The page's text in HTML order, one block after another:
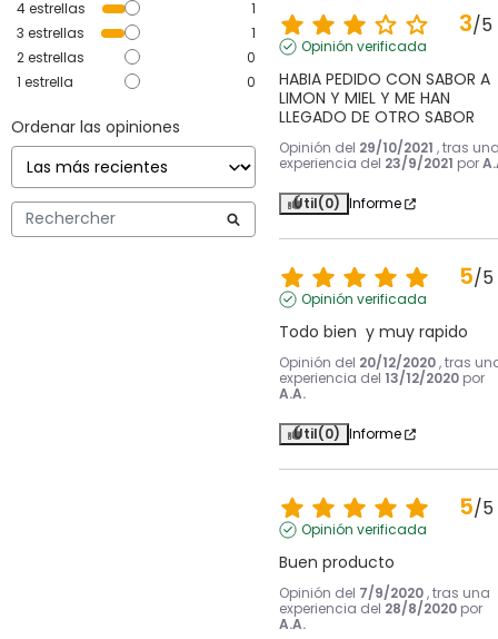
4estrellas
1
3 estrellas
1
2estrellas
0
1 estrella 0
Ordenar las opiniones
3/5
Opinión verificada
HABIA PEDIDO CON SABOR A
LIMON Y MIEL Y ME HAN
LLEGADO DE OTRO SABOR
Opinión del 29/10/2021 , tras
experiencia del 23/9/2021 por
Útil(0) Informe
5/5
Opinión verificada
Todo bien  y muy rapido
Opinión del 20/12/2020 , tras
experiencia del 13/12/2020 por
A.A.
Útil(0) Informe
5/5
Opinión verificada
Buen producto
Opinión del 7/9/2020 , tras una
experiencia del 28/8/2020 por
A.A.